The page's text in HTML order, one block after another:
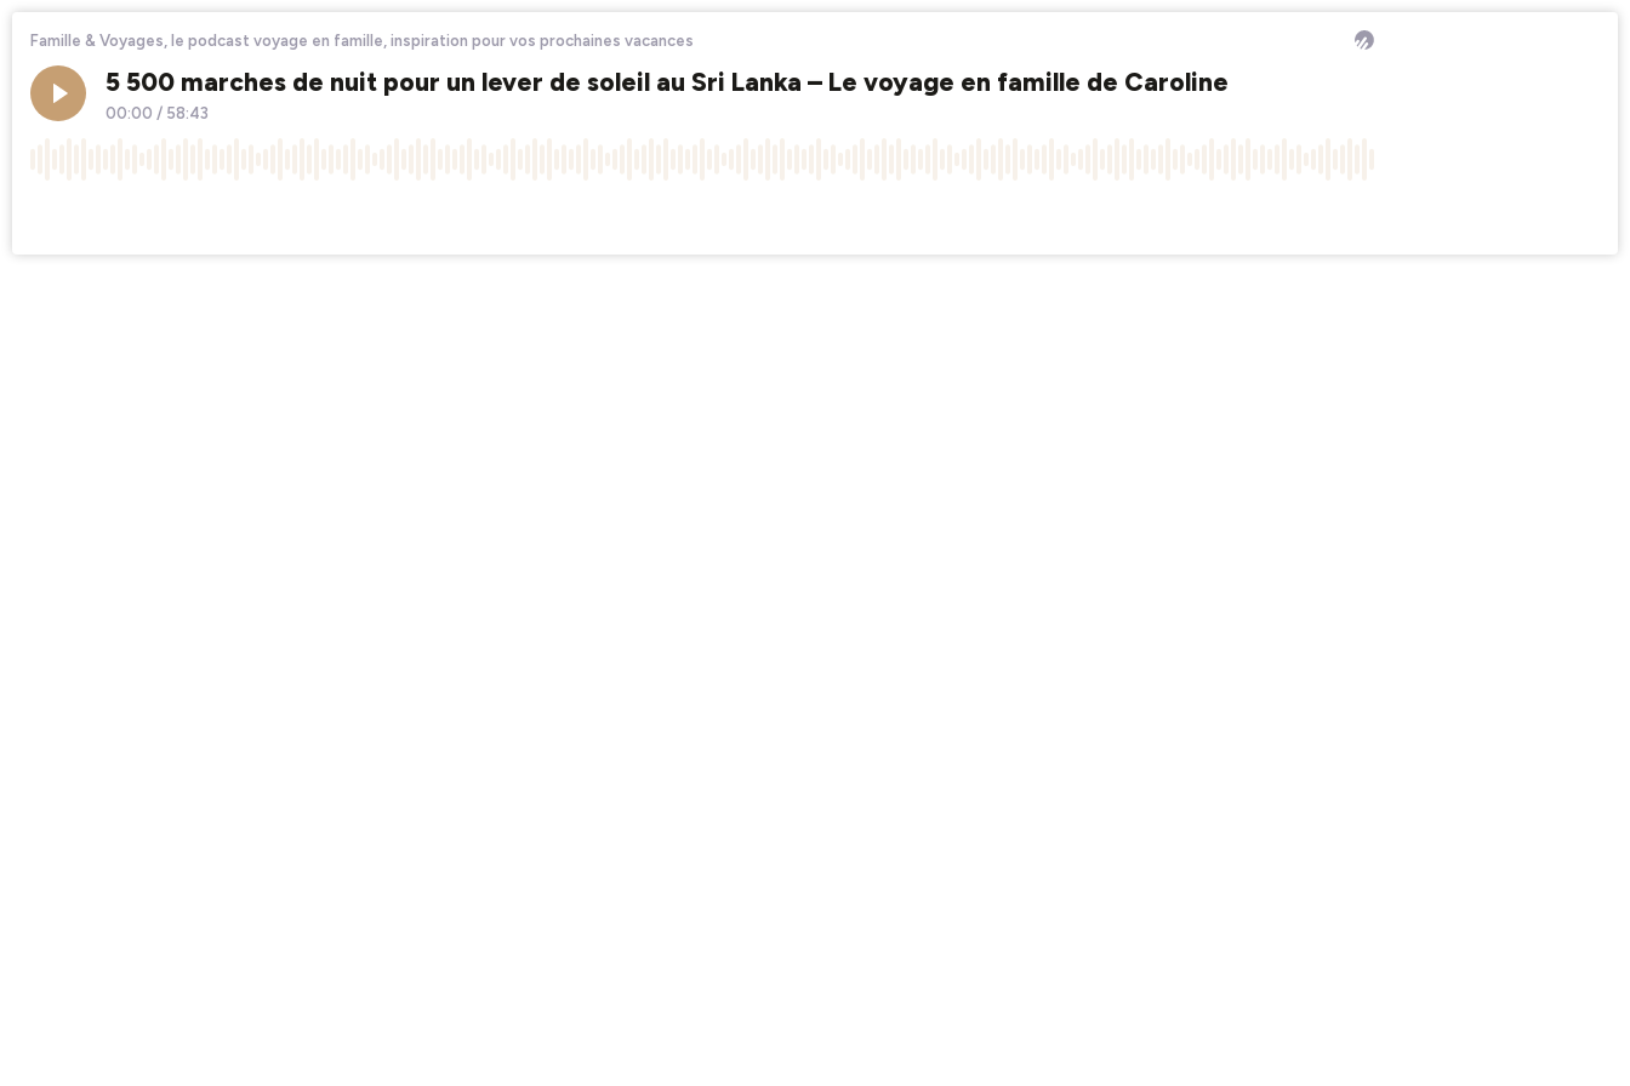
Famille & Voyages, le podcast voyage en famille, inspiration pour vos prochaines vacances
5 500 marches de nuit pour un lever de soleil au Sri Lanka – Le voyage en famille de Caroline
00:00 / 58:43